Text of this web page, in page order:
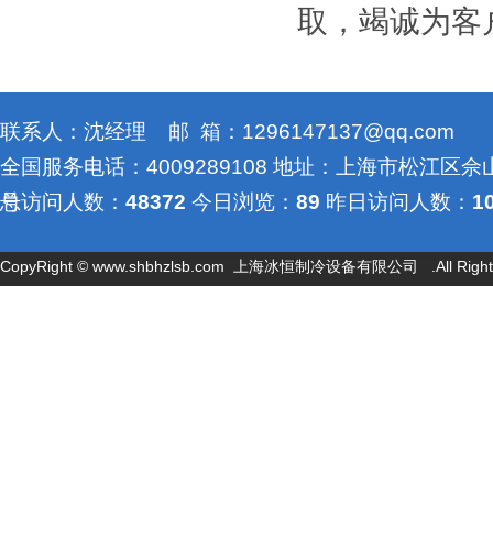
取，竭诚为客
联系人：沈经理 邮 箱：1296147137@qq.com
全国服务电话：4009289108 地址：上海市松江区佘
号
总访问人数： 48372 今日浏览： 89 昨日访问人数：
CopyRight © www.shbhzlsb.com 上海冰恒制冷设备有限公司 .All